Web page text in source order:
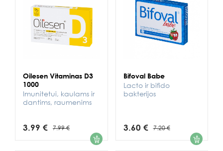
Oilesen Vitaminas D3
1000
Imunitetui, kaulams ir
dantims, raumenims
3.99 € 7.99 € 1
Bifoval Babe
Lacto ir bifido
bakterijos
3.60 € 7.20 € 1